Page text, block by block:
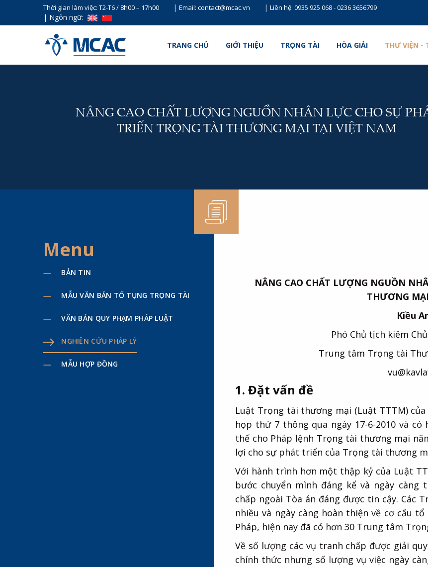
Thời gian làm việc: T2-T6 / 8h00 – 17h00 | Email: contact@mcac.vn | Liên hệ: 0935 925 068-0236 3656799
| Ngôn ngữ:
TRANG CHỦ GIỚI THIỆU TRỌNG TÀI HÒA GIẢI THƯ VIỆN -
NÂNG CAO CHẤT LƯỢNG NGUỒN NHÂN LỰC CHO SỰ
TRIỂN TRỌNG TÀI THƯƠNG MẠI TẠI VIỆT NAM
Menu
BẢN TIN
MẪU VĂN BẢN TỐ TỤNG TRỌNG TÀI
VĂN BẢN QUY PHẠM PHÁP LUẬT
NGHIÊN CỨU PHÁP LÝ
MẪU HỢP ĐỒNG
NÂNG CAO CHẤT LƯỢNG NGUỒN
THƯƠNG
Kiều
Phó Chủ tịch kiêm
Trung tâm Trọng tài
1. Đặt vấn đề
Luật Trọng tài thương mại (Luật TTTM)
họp thứ 7 thông qua ngày 17-6-2010 và
thế cho Pháp lệnh Trọng tài thương mại
lợi cho sự phát triển của Trọng tài thương
Với hành trình hơn một thập kỷ của Luật
bước chuyển mình đáng kể và ngày
chấp ngoài Tòa án đáng được tin cậy. Các
nhiều và ngày càng hoàn thiện về cơ cấu
Pháp, hiện nay đã có hơn 30 Trung tâm
Về số lượng các vụ tranh chấp được giải
chính thức nhưng số lượng vụ việc ngày